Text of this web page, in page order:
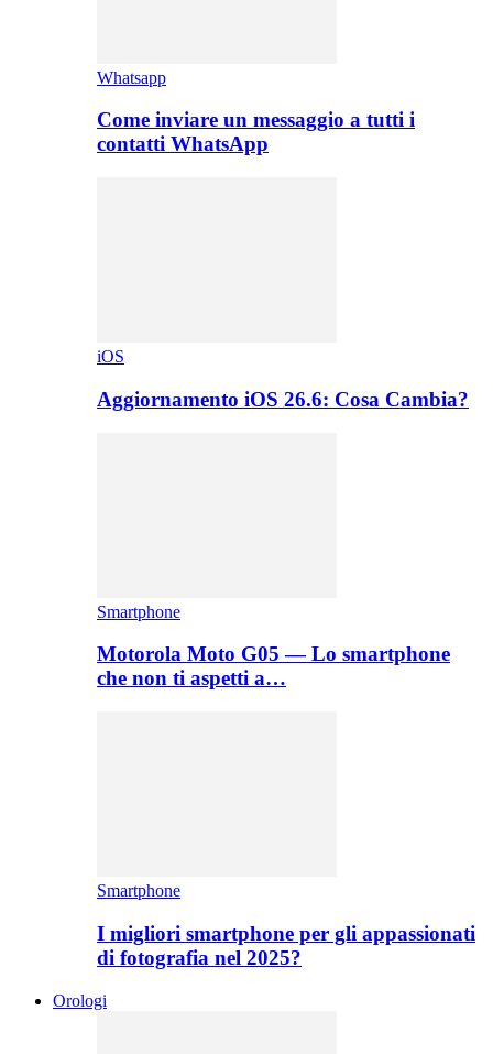
Whatsapp
Come inviare un messaggio a tutti i
contatti WhatsApp
iOS
Aggiornamento iOS 26.6: Cosa Cambia?
Smartphone
Motorola Moto G05 — Lo smartphone
che non ti aspetti a…
Smartphone
I migliori smartphone per gli appassionati
di fotografia nel 2025?
Orologi